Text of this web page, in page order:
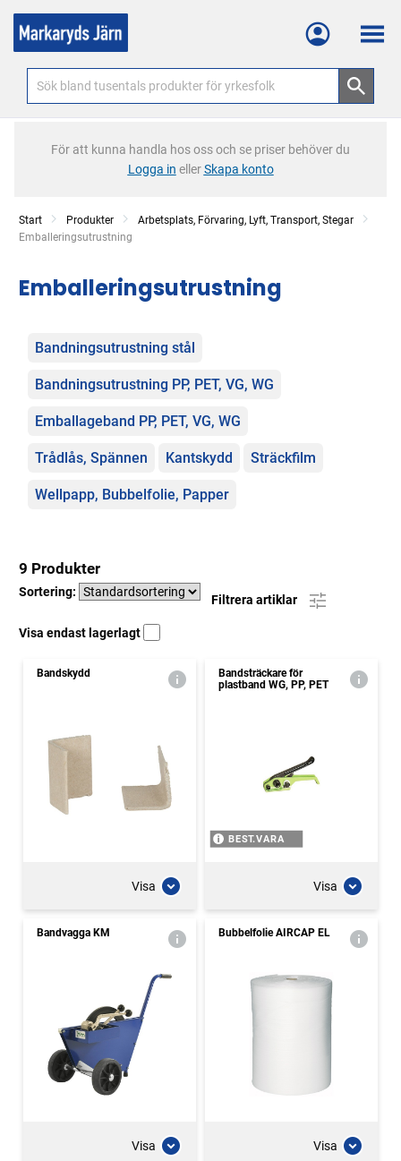
Meny
För att kunna handla hos oss och se priser behöver du
Logga in ellerSkapa konto
Start Produkter
Arbetsplats, Förvaring, Lyft, Transport, Stegar
Current:
Emballeringsutrustning
Emballeringsutrustning
Kategorier
Bandningsutrustning stål
Bandningsutrustning PP, PET, VG, WG
Emballageband PP, PET, VG, WG
Trådlås, Spännen Kantskydd Sträckfilm
Wellpapp, Bubbelfolie, Papper
9 Produkter
Sortering:
Filtrera artiklar
Visa endast lagerlagt
Bandskydd
Visa
Bandsträckare för
plastband WG, PP, PET
BEST.VARA
Visa
Bandvagga KM
Visa
Bubbelfolie AIRCAP EL
Visa